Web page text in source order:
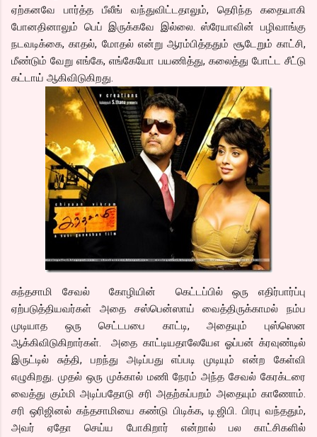
ஏற்கனவே பார்த்த பீலீங் வந்துவிட்டதாலும், தெரிந்த கதையாகி
போனதினாலும் பெப் இருக்கவே இல்லை. ஸ்ரேயாவின் பழிவாங்கு
நடவடிக்கை, காதல், மோதல் என்று ஆரம்பித்ததும் சூடேறும் காட்சி,
மீண்டும் வேறு எங்கே, எங்கேயோ பயணித்து, கலைத்து போட்ட சீட்டு
கட்டாய் ஆகிவிடுகிறது.
கந்தசாமி சேவல் கோழியின் கெட்டப்பில் ஒரு எதிர்பார்ப்பு
ஏற்படுத்தியவர்கள் அதை சஸ்பென்ஸாய் வைத்திருக்காமல் நம்ப
முடியாத ஒரு செட்டபபை காட்டி, அதையும் புஸ்ஸென
ஆக்கிவிடுகிறார்கள். அதை காட்டியதாலேயேஎ ஓப்பன் க்ரவுண்டில்
இருட்டில் சுத்தி, பறந்து அடிப்பது எப்படி முடியும் என்ற கேள்வி
எழுகிறது. முதல் ஒரு முக்கால் மணி நேரம் அந்த சேவல் கேரக்டரை
வைத்து கும்மி அடிப்பதோடு சரி அதற்கப்பறம் அதையும் காணோம்.
சரி ஒரிஜினல் கந்தசாமியை கண்டு பிடிக்க, டி.ஜிபி. பிரபு வந்ததும்,
அவர் ஏதோ செய்ய போகிறார் என்றால் பல காட்சிகளில்